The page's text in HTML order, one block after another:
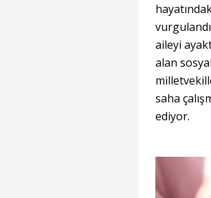
aileyi
alan
saha
ediyor.